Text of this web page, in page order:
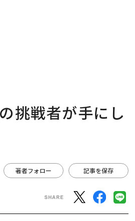
挑戦者が手にし
著者フォロー 記事を保存